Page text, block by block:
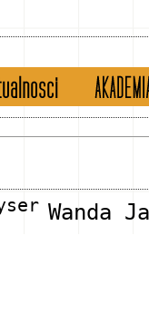
english
Wanda